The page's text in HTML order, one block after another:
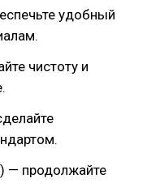
удобный
чистоту и
— продолжайте